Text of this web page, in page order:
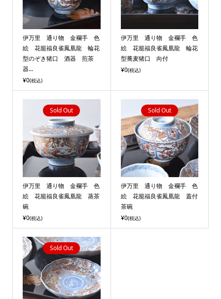
伊万里 通り物 金襴手 色
絵 花籠福良雀鳳凰龍 輪花
型のぞき猪口 酒器 煎茶
器...
¥0(税込)
伊万里 通り物 金襴手 色
絵 花籠福良雀鳳凰龍 輪花
型蕎麦猪口 向付
¥0(税込)
Sold Out
伊万里 通り物 金襴手 色
絵 花籠福良雀鳳凰龍 蒸茶
碗
¥0(税込)
Sold Out
伊万里 通り物 金襴手 色
絵 花籠福良雀鳳凰龍 蓋付
茶碗
¥0(税込)
Sold Out